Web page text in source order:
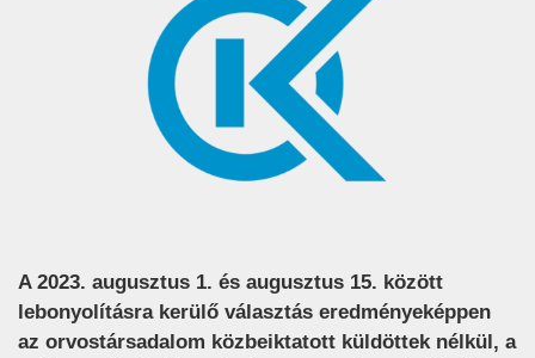
A 2023. augusztus 1. és augusztus 15. között
lebonyolításra kerülő választás eredményeképpen
az orvostársadalom közbeiktatott küldöttek nélkül, a